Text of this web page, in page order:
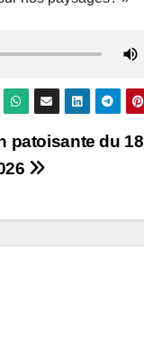
patoisante du 18